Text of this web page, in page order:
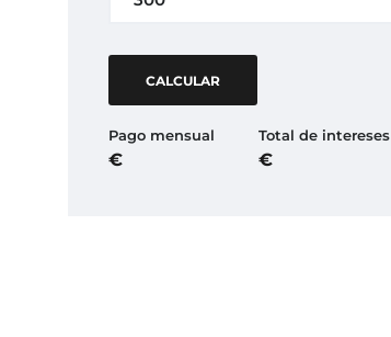
CALCULAR
Pago mensual Total de intereses